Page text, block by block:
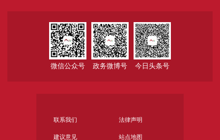
微信公众号 政务微博号 今日头条号
联系我们 法律声明
建议意见 站点地图